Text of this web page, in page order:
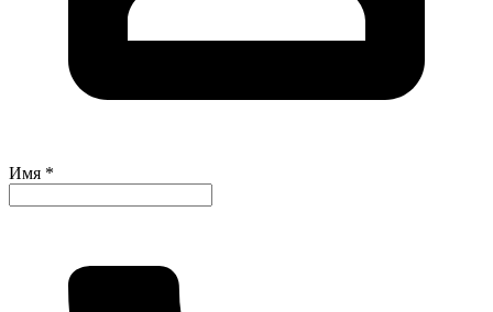
Имя *